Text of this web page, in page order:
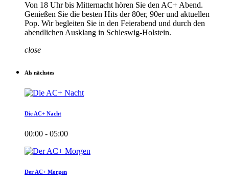
Von 18 Uhr bis Mitternacht hören Sie den AC+ Abend.
Genießen Sie die besten Hits der 80er, 90er und aktuellen
Pop. Wir begleiten Sie in den Feierabend und durch den
abendlichen Ausklang in Schleswig-Holstein.
close
Als nächstes
Die AC+ Nacht
00:00 - 05:00
Der AC+ Morgen